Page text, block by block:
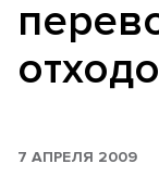
7 АПРЕЛЯ 2009